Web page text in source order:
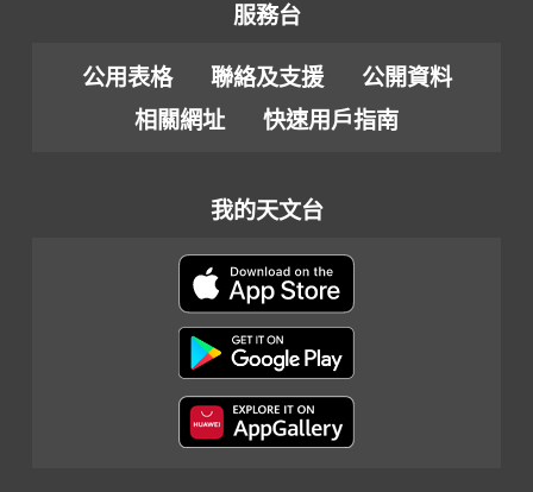
服務台
公用表格 聯絡及支援
公開資料
相關網址
快速用戶指南
我的天文台